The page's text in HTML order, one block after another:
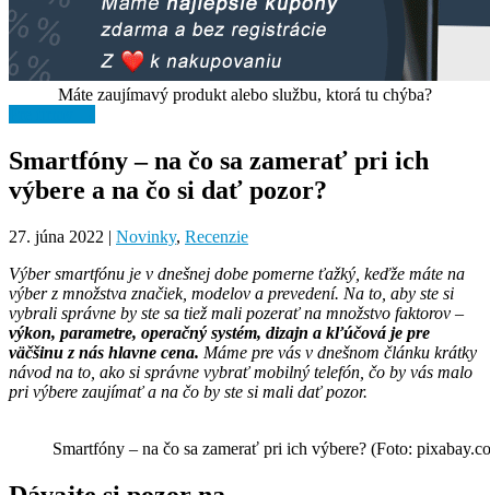
Máte zaujímavý produkt alebo službu, ktorá tu chýba?
Smartfóny – na čo sa zamerať pri ich
výbere a na čo si dať pozor?
27. júna 2022 | Novinky, Recenzie
Výber smartfónu je v dnešnej dobe pomerne ťažký, keďže máte na
výber z množstva značiek, modelov a prevedení. Na to, aby ste si
vybrali správne by ste sa tiež mali pozerať na množstvo faktorov –
výkon, parametre, operačný systém, dizajn a kľúčová je pre
väčšinu z nás hlavne cena. Máme pre vás v dnešnom článku krátky
návod na to, ako si správne vybrať mobilný telefón, čo by vás malo
pri výbere zaujímať a na čo by ste si mali dať pozor.
Smartfóny – na čo sa zamerať pri ich výbere? (Foto: